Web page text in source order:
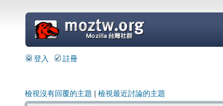
=
登入 註冊
檢視沒有回覆的主題 檢視最近討論的主題